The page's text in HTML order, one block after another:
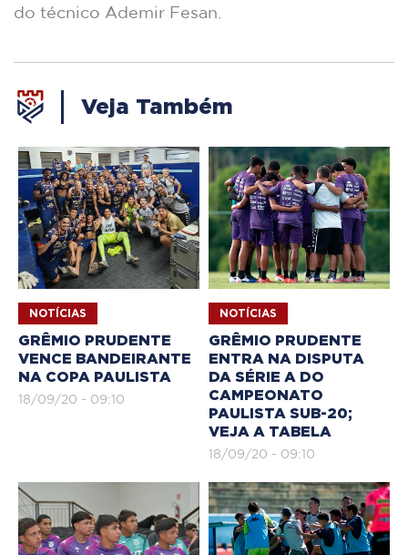
do técnico Ademir Fesan.
Veja Também
NOTÍCIAS
GRÊMIO PRUDENTE
VENCE BANDEIRANTE
NA COPA PAULISTA
18/09/20 - 09:10
NOTÍCIAS
GRÊMIO PRUDENTE
ENTRA NA DISPUTA
DA SÉRIE A DO
CAMPEONATO
PAULISTA SUB-20;
VEJA A TABELA
18/09/20 - 09:10